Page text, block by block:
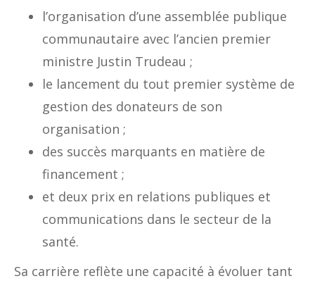
l’organisation d’une assemblée publique
communautaire avec l’ancien premier
ministre Justin Trudeau ;
le lancement du tout premier système de
gestion des donateurs de son
organisation ;
des succès marquants en matière de
financement ;
et deux prix en relations publiques et
communications dans le secteur de la
santé.
Sa carrière reflète une capacité à évoluer tant